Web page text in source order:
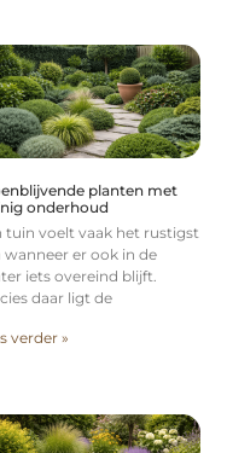
planten met
onderhoud
tuin voelt vaak het rustigst
wanneer er ook in de
iets overeind blijft.
daar ligt de
verder »